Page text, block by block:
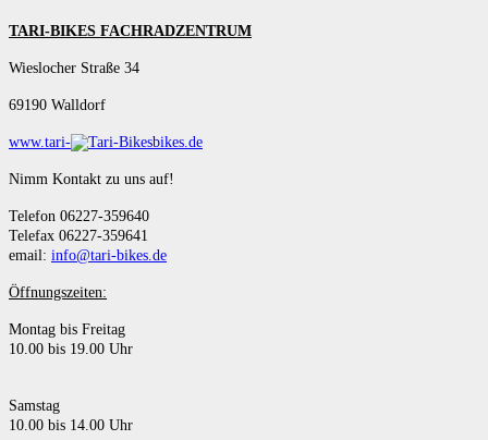
TARI-BIKES FACHRADZENTRUM
Wieslocher Straße 34
69190 Walldorf
www.tari- bikes.de
Nimm Kontakt zu uns auf!
Telefon 06227-359640
Telefax 06227-359641
email: info@tari-bikes.de
Öffnungszeiten:
Montag bis Freitag
10.00 bis 19.00 Uhr
Samstag
10.00 bis 14.00 Uhr